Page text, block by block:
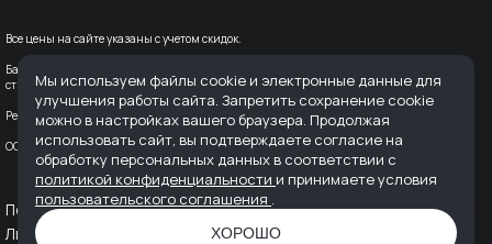
Все цены на сайте указаны с учетом скидок.
Банк-партнер: ВТБ (ПАО), Лицензия Банка ВТБ — №1000 от 08.07.2015. Партнер по
страхованию: СПАО «Ингосстрах», лицензия ЦБ РФ № 0928
Реквизиты организации: ООО "АВТОДОМ" ИНН 6166128253 ОГРН 1236100016910
OOO «ПРЕСТИЖ МОТОРС» ИНН: 6168069282; ОГРН: 1136194010787 КПП: 616801001
Политика конфиденциальностиПользовательское соглашение
Лицензия Т-Страхование
Лицензия ВТБ-Банк
Мы используем файлы cookie и электронные данные для
улучшения работы сайта. Запретить сохранение cookie
можно в настройках вашего браузера. Продолжая
использовать сайт, вы подтверждаете согласие на
обработку персональных данных в соответствии с
политикой конфиденциальности и принимаете условия
пользовательского соглашения .
ХОРОШО